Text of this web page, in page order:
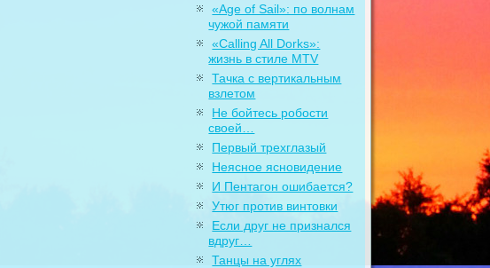
«Age of Sail»: по волнам
чужой памяти
«Calling All Dorks»:
жизнь в стиле MTV
Тачка с вертикальным
взлетом
Не бойтесь робости
своей…
Первый трехглазый
Неясное ясновидение
И Пентагон ошибается?
Утюг против винтовки
Если друг не признался
вдруг…
Танцы на углях